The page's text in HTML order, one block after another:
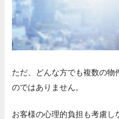
ただ、どんな方でも複数の物
のではありません。
お客様の心理的負担も考慮し